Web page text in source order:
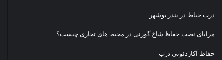
درب حیاط در بندر بوشهر
مزایای نصب حفاظ شاخ گوزنی در محیط های تجاری چیست؟
حفاظ آكاردئونی درب